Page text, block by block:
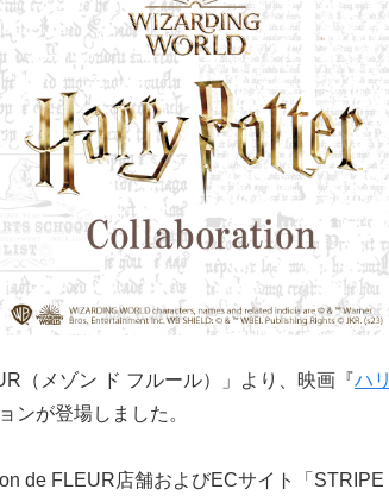
（メゾン ド フルール）」より、映画『ハリ
ンが登場しました。
de FLEUR店舗およびECサイト「STRIPE